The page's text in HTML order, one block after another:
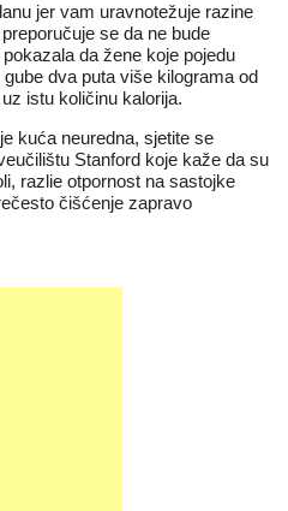
jer vam uravnotežuje razine
se da ne bude
da žene koje pojedu
dva puta više kilograma od
istu količinu kalorija.
kuća neuredna, sjetite se
Stanford koje kaže da su
razlie otpornost na sastojke
čišćenje zapravo